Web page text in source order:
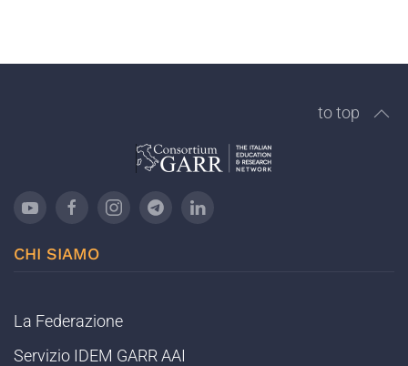
to top
CHI SIAMO
La Federazione
Servizio IDEM GARR AAI